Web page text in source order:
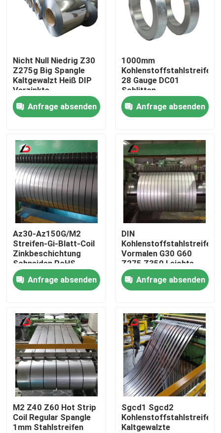
Zu Hause
Produkte
Videos
Über uns
Werksbesichtigung
Neuigkeiten
Rechtssachen
Bitte um ein Angebot
Verzinkte Stahlspule
Nicht Null Niedrig Z30
Z275g Big Spangle
Kaltgewalzt Heiß DIP
Verzinkte
Stahlstreifen Spirale
Gi
Anfrage absenden
1000mm
Kohlenstoffstahlstreifen
28 Gauge DC01
Schlitten-
Hochgewalzte Spule
aus leichtem Stahl
Anfrage absenden
Az30-Az150G/M2
Streifen-Gi-Blatt-Coil
Zinkbeschichtung
Schneiden RoHS-
Zertifikat
Anfrage absenden
DIN
Kohlenstoffstahlstreifen
Vormalen G30 G60
Z275 Z350 Leichte
Stahlspule
Anfrage absenden
M2 Z40 Z60 Hot Strip
Coil Regular Spangle
1mm Stahlstreifen
Sgcd1 Sgcd2
Kohlenstoffstahlstreifen
Kaltgewalzte